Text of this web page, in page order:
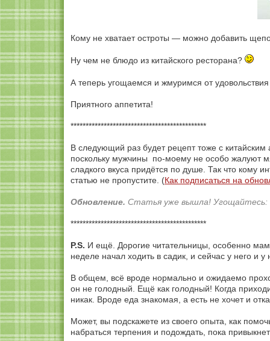
Кому не хватает остроты — можно добавить
Ну чем не блюдо из китайского ресторана?
А теперь угощаемся и жмуримся от
Приятного аппетита!
*********************************************
В следующий раз будет рецепт тоже с
поскольку мужчины по-моему не особо жалуют
сладкого вкуса придётся по душе. Так что кому
статью не пропустите. (Как подписаться на
Обновление. Статья уже вышла! Угощайтесь:
*********************************************
P.S. И ещё. Дорогие читательницы, особенно
неделе начал ходить в садик, и сейчас у него и
В общем, всё вроде нормально и ожидаемо
он не голодный. Ещё как голодный! Когда
никак. Вроде еда знакомая, а есть не хочет и
Может, вы подскажете из своего опыта, как
набраться терпения и подождать, пока